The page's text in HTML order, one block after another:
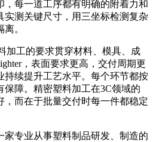
，每一道工序都有明确的附着力和
实测关键尺寸，用三坐标检测复杂
。
工的要求贯穿材料、模具、成
，表面要求更高，交付周期更
持续提升工艺水平。每个环节都按
障。精密塑料加工在3C领域的
，而在于批量交付时每一件都稳定
专业从事塑料制品研发、制造的